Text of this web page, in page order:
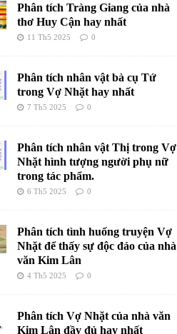
Phân tích Tràng Giang của nhà
thơ Huy Cận hay nhất
11 Th5 2025 0
Phân tích nhân vật bà cụ Tứ
trong Vợ Nhặt hay nhất
7 Th5 2025 0
Phân tích nhân vật Thị trong Vợ
Nhặt hình tượng người phụ nữ
trong tác phẩm.
6 Th5 2025 0
Phân tích tình huống truyện Vợ
Nhặt để thấy sự độc đáo của nhà
văn Kim Lân
4 Th5 2025 0
Phân tích Vợ Nhặt của nhà văn
Kim Lân đầy đủ hay nhất